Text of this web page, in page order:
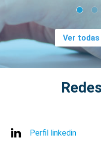
Ver
Perfil linkedin